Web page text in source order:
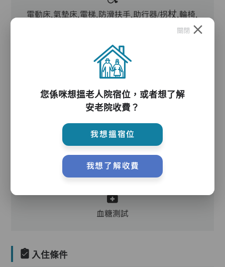
電動床,氣墊床,電梯,防滑扶手,助行器/拐杖,輪椅,
到診醫生,外展牙科,言語治療師
護理評估、執藥、核派藥、量度生命表徵、協助沐
浴、餵飯、換尿片
血糖測試
入住條件
關閉
您係咪想搵老人院宿位，或者想了解
安老院收費？
我想搵宿位
我想了解收費